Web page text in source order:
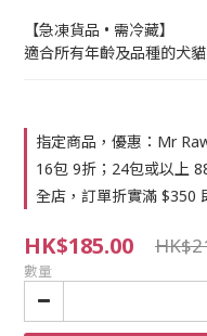
【急凍貨品 • 需冷藏】
適合所有年齡及品種的犬貓
指定商品，優惠：Mr
16包 9折；24包或以上
全店，訂單折實滿 $350
HK$185.00
數量